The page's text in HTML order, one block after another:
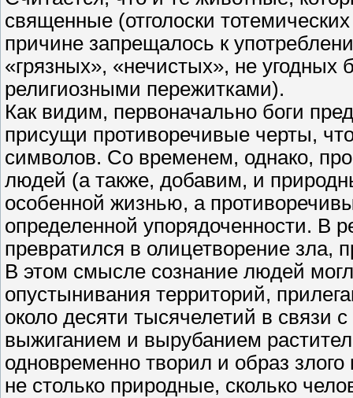
священные (отголоски
причине запрещалось к
«грязных», «нечистых», не
религиозными пережитками).
Как видим, первоначально боги
присущи противоречивые черты,
символов. Со временем, однако,
людей (а также, добавим, и
особенной жизнью, а
определенной упорядоченности. В
превратился в олицетворение зла,
В этом смысле сознание людей
опустынивания территорий,
около десяти тысячелетий в связи
выжиганием и вырубанием
одновременно творил и образ
не столько природные, сколько